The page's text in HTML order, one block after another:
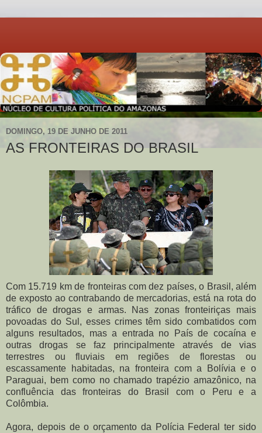
DOMINGO, 19 DE JUNHO DE 2011
AS FRONTEIRAS DO BRASIL
Com 15.719 km de fronteiras com dez países, o Brasil, além
de exposto ao contrabando de mercadorias, está na rota do
tráfico de drogas e armas. Nas zonas fronteiriças mais
povoadas do Sul, esses crimes têm sido combatidos com
alguns resultados, mas a entrada no País de cocaína e
outras drogas se faz principalmente através de vias
terrestres ou fluviais em regiões de florestas ou
escassamente habitadas, na fronteira com a Bolívia e o
Paraguai, bem como no chamado trapézio amazônico, na
confluência das fronteiras do Brasil com o Peru e a
Colômbia.
Agora, depois de o orçamento da Polícia Federal ter sido